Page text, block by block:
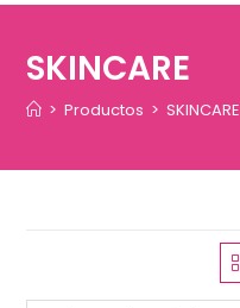
SKINCARE
> Productos > SKINCARE